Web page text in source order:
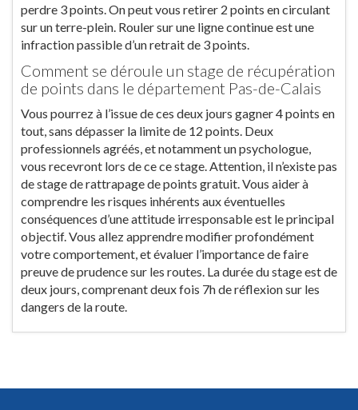
perdre 3 points. On peut vous retirer 2 points en circulant
sur un terre-plein. Rouler sur une ligne continue est une
infraction passible d’un retrait de 3 points.
Comment se déroule un stage de récupération
de points dans le département Pas-de-Calais
Vous pourrez à l’issue de ces deux jours gagner 4 points en
tout, sans dépasser la limite de 12 points. Deux
professionnels agréés, et notamment un psychologue,
vous recevront lors de ce ce stage. Attention, il n’existe pas
de stage de rattrapage de points gratuit. Vous aider à
comprendre les risques inhérents aux éventuelles
conséquences d’une attitude irresponsable est le principal
objectif. Vous allez apprendre modifier profondément
votre comportement, et évaluer l’importance de faire
preuve de prudence sur les routes. La durée du stage est de
deux jours, comprenant deux fois 7h de réflexion sur les
dangers de la route.